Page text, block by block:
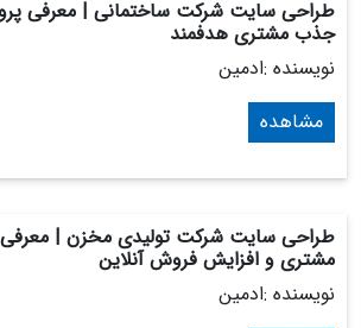
طراحی سایت شرکت ساختمانی | معرفی
جذب مشتری هدفمند
نویسنده :ادمین
مشاهده
طراحی سایت شرکت تولیدی مخزن |
مشتری و افزایش فروش آنلاین
نویسنده :ادمین